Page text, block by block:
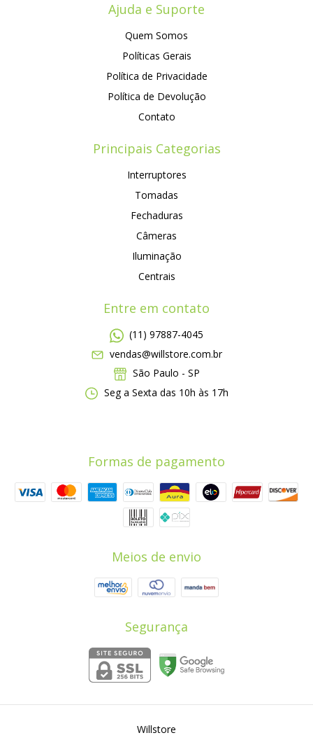
Ajuda e Suporte
Quem Somos
Políticas Gerais
Política de Privacidade
Política de Devolução
Contato
Principais Categorias
Interruptores
Tomadas
Fechaduras
Câmeras
Iluminação
Centrais
Entre em contato
(11) 97887-4045
vendas@willstore.com.br
São Paulo - SP
Seg a Sexta das 10h às 17h
Formas de pagamento
Meios de envio
Segurança
Willstore